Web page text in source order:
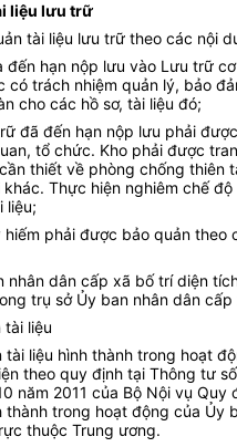
liệu lưu trữ
tài liệu lưu trữ theo các nội
đến hạn nộp lưu vào Lưu trữ
có trách nhiệm quản lý, bảo
cho các hồ sơ, tài liệu đó;
đã đến hạn nộp lưu phải
tổ chức. Kho phải được
thiết về phòng chống thiên
Thực hiện nghiêm chế độ
liệu;
phải được bảo quản theo
nhân dân cấp xã bố trí diện
trụ sở Ủy ban nhân dân cấp
tài liệu
tài liệu hình thành trong hoạt
theo quy định tại Thông tư số
năm 2011 của Bộ Nội vụ Quy
thành trong hoạt động của Ủy
thuộc Trung ương.